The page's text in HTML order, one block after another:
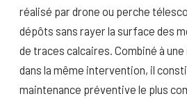
réalisé par drone ou perche
dépôts sans rayer la surface des
de traces calcaires. Combiné à
dans la même intervention, il
maintenance préventive le plus